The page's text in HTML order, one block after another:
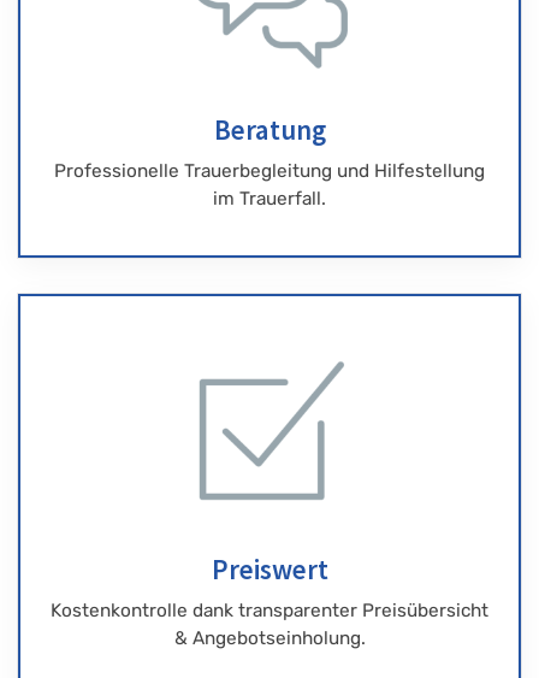
Beratung
Professionelle Trauerbegleitung und Hilfestellung
im Trauerfall.
Preiswert
Kostenkontrolle dank transparenter Preisübersicht
& Angebotseinholung.